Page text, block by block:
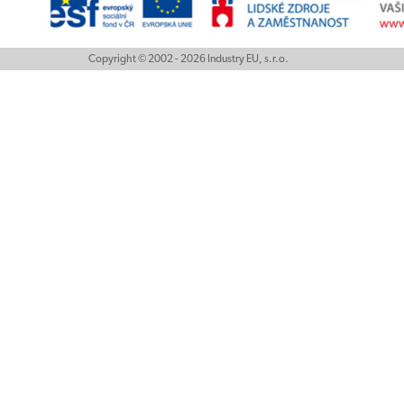
Copyright © 2002 - 2026 Industry EU, s.r.o.